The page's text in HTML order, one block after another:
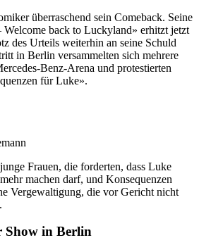
überraschend sein Comeback. Seine
back to Luckyland» erhitzt jetzt
des Urteils weiterhin an seine Schuld
in Berlin versammelten sich mehrere
Benz-Arena und protestierten
für Luke».
Frauen, die forderten, dass Luke
machen darf, und Konsequenzen
Vergewaltigung, die vor Gericht nicht
Show in Berlin